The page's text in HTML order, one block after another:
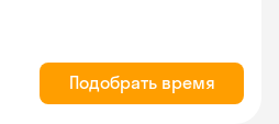
Подобрать время